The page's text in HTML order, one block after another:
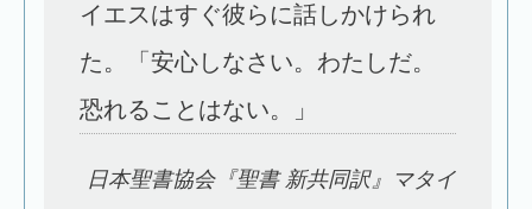
イエスはすぐ彼らに話しかけられ
た。「安心しなさい。わたしだ。
恐れることはない。」
日本聖書協会『聖書 新共同訳』マタイ